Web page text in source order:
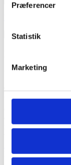
Præferencer
Statistik
Marketing
You must belogged in
Tanzania safari og
Velkommen til en
optimale
nationalparker
Kilimanjaro 5.895